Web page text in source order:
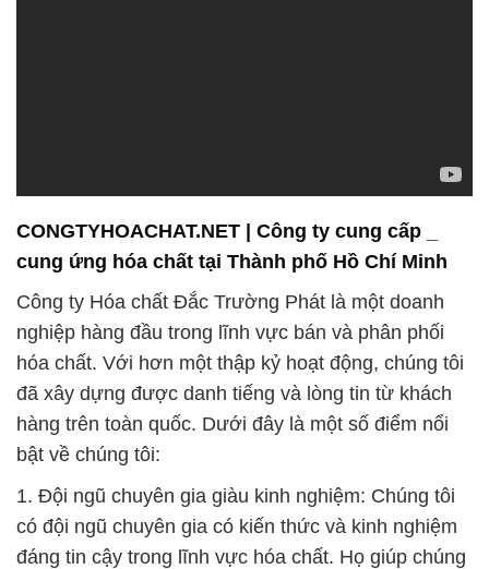
CONGTYHOACHAT.NET | Công ty cung cấp _
cung ứng hóa chất tại Thành phố Hồ Chí Minh
Công ty Hóa chất Đắc Trường Phát là một doanh
nghiệp hàng đầu trong lĩnh vực bán và phân phối
hóa chất. Với hơn một thập kỷ hoạt động, chúng tôi
đã xây dựng được danh tiếng và lòng tin từ khách
hàng trên toàn quốc. Dưới đây là một số điểm nổi
bật về chúng tôi:
1. Đội ngũ chuyên gia giàu kinh nghiệm: Chúng tôi
có đội ngũ chuyên gia có kiến thức và kinh nghiệm
đáng tin cậy trong lĩnh vực hóa chất. Họ giúp chúng